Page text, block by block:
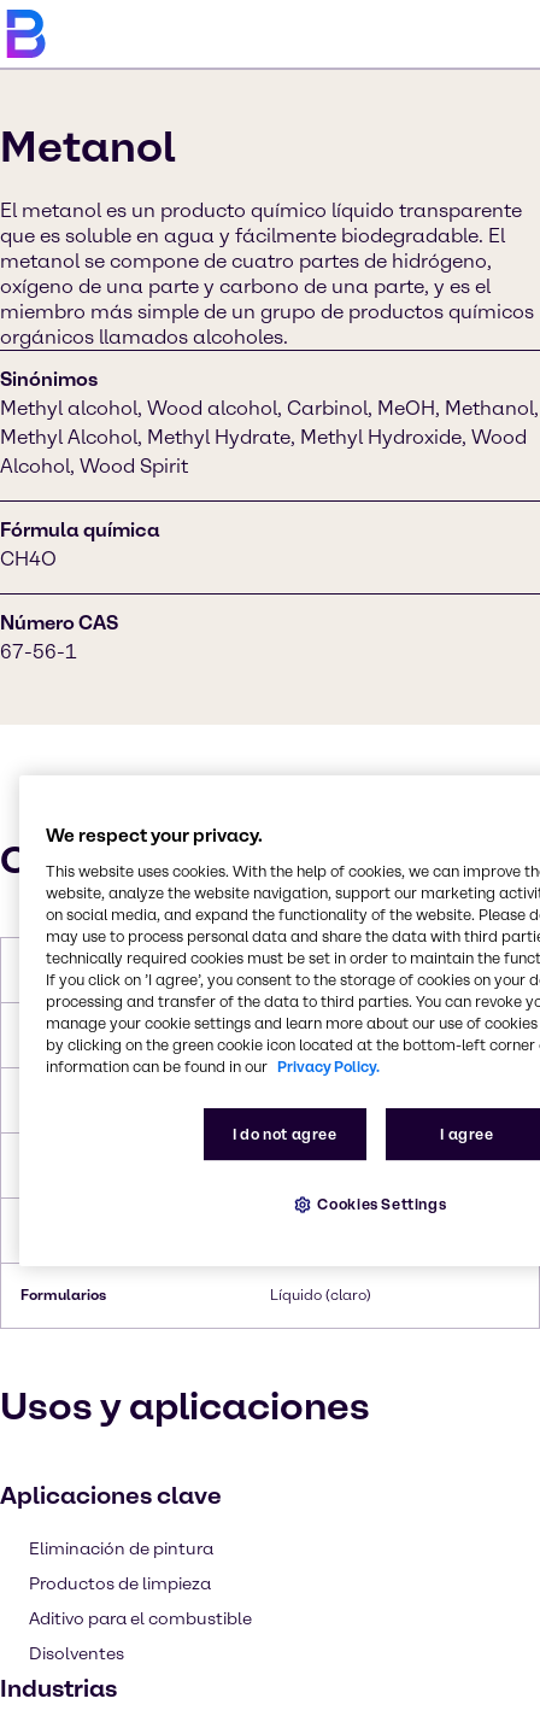
Metanol
El metanol es un producto químico líquido transparente
que es soluble en agua y fácilmente biodegradable. El
metanol se compone de cuatro partes de hidrógeno,
oxígeno de una parte y carbono de una parte, y es el
miembro más simple de un grupo de productos químicos
orgánicos llamados alcoholes.
Sinónimos
Methyl alcohol, Wood alcohol, Carbinol, MeOH, Methanol,
Methyl Alcohol, Methyl Hydrate, Methyl Hydroxide, Wood
Alcohol, Wood Spirit
Fórmula química
CH4O
Número CAS
67-56-1
Características
Punto de fusión
12 °C
Formularios Líquido (claro)
Usos y aplicaciones
Aplicaciones clave
Eliminación de pintura
Productos de limpieza
Aditivo para el combustible
Disolventes
Industrias
We respect your privacy.
This website uses cookies. With the help of cookies, we can improve
website, analyze the website navigation, support our marketing
on social media, and expand the functionality of the website. Please
may use to process personal data and share the data with third
technically required cookies must be set in order to maintain the
If you click on ’I agree’, you consent to the storage of cookies on your
processing and transfer of the data to third parties. You can revoke
manage your cookie settings and learn more about our use of cookies
by clicking on the green cookie icon located at the bottom-left corner
information can be found in our Privacy Policy.
I do not agree I agree
Cookies Settings